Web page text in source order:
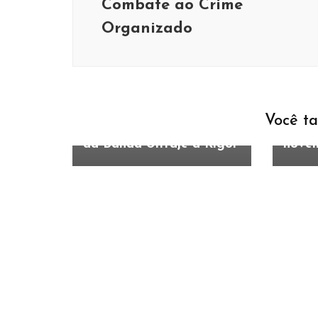
Combate ao Crime
Organizado
Você
da Banda Ultraje a Rigor